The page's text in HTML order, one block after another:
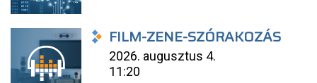
FILM-ZENE-SZÓRAKOZÁS
2026. augusztus 4.
11:20